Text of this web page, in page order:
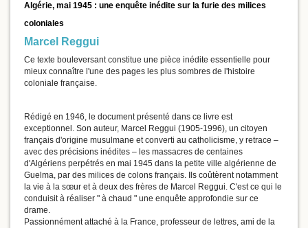
Algérie, mai 1945 : une enquête inédite sur la furie des milices
coloniales
Marcel Reggui
Ce texte bouleversant constitue une pièce inédite essentielle pour
mieux connaître l'une des pages les plus sombres de l'histoire
coloniale française.
Rédigé en 1946, le document présenté dans ce livre est
exceptionnel. Son auteur, Marcel Reggui (1905-1996), un citoyen
français d'origine musulmane et converti au catholicisme, y retrace –
avec des précisions inédites – les massacres de centaines
d'Algériens perpétrés en mai 1945 dans la petite ville algérienne de
Guelma, par des milices de colons français. Ils coûtèrent notamment
la vie à la sœur et à deux des frères de Marcel Reggui. C'est ce qui le
conduisit à réaliser " à chaud " une enquête approfondie sur ce
drame.
Passionnément attaché à la France, professeur de lettres, ami de la